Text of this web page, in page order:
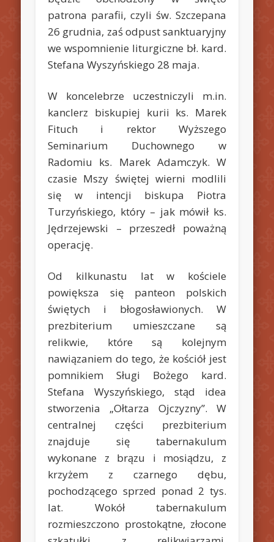
patrona parafii, czyli św. Szczepana
26 grudnia, zaś odpust sanktuaryjny
we wspomnienie liturgiczne bł. kard.
Stefana Wyszyńskiego 28 maja.
W koncelebrze uczestniczyli m.in.
kanclerz biskupiej kurii ks. Marek
Fituch i rektor Wyższego
Seminarium Duchownego w
Radomiu ks. Marek Adamczyk. W
czasie Mszy świętej wierni modlili
się w intencji biskupa Piotra
Turzyńskiego, który – jak mówił ks.
Jędrzejewski – przeszedł poważną
operację.
Od kilkunastu lat w kościele
powiększa się panteon polskich
świętych i błogosławionych. W
prezbiterium umieszczane są
relikwie, które są kolejnym
nawiązaniem do tego, że kościół jest
pomnikiem Sługi Bożego kard.
Stefana Wyszyńskiego, stąd idea
stworzenia „Ołtarza Ojczyzny”. W
centralnej części prezbiterium
znajduje się tabernakulum
wykonane z brązu i mosiądzu, z
krzyżem z czarnego dębu,
pochodzącego sprzed ponad 2 tys.
lat. Wokół tabernakulum
rozmieszczono prostokątne, złocone